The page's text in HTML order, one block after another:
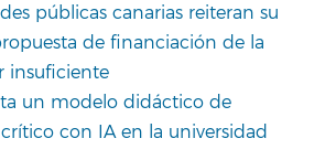
públicas canarias reiteran su
de financiación de la
insuficiente
un modelo didáctico de
con IA en la universidad